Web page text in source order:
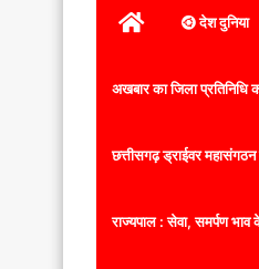
होम देश दुनिया
अखबार का जिला
छत्तीसगढ़ ड्राईवर
राज्यपाल : सेवा, समर्पण